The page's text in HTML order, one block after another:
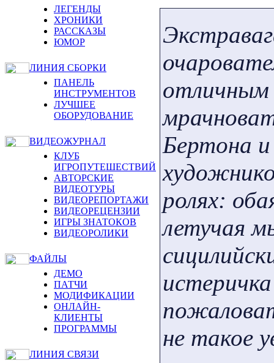
ЛЕГЕНДЫ
ХРОНИКИ
РАССКАЗЫ
ЮМОР
ЛИНИЯ СБОРКИ
ПАНЕЛЬ
ИНСТРУМЕНТОВ
ЛУЧШЕЕ
ОБОРУДОВАНИЕ
ВИДЕОЖУРНАЛ
КЛУБ
ИГРОПУТЕШЕСТВИЙ
АВТОРСКИЕ
ВИДЕОТУРЫ
ВИДЕОРЕПОРТАЖИ
ВИДЕОРЕЦЕНЗИИ
ИГРЫ ЗНАТОКОВ
ВИДЕОРОЛИКИ
ФАЙЛЫ
ДЕМО
ПАТЧИ
МОДИФИКАЦИИ
ОНЛАЙН-
КЛИЕНТЫ
ПРОГРАММЫ
ЛИНИЯ СВЯЗИ
отличным
Бертона
ролях:
летучая
не такое